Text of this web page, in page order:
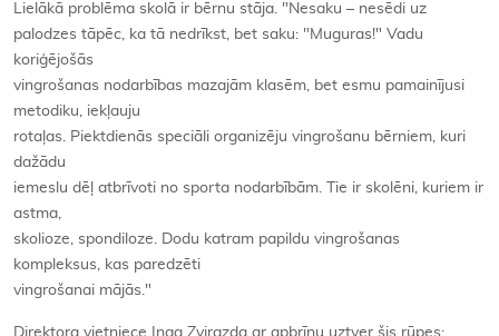
Lielākā problēma skolā ir bērnu stāja. "Nesaku – nesēdi uz
palodzes tāpēc, ka tā nedrīkst, bet saku: "Muguras!" Vadu
koriģējošās
vingrošanas nodarbības mazajām klasēm, bet esmu pamainījusi
metodiku, iekļauju
rotaļas. Piektdienās speciāli organizēju vingrošanu bērniem, kuri
dažādu
iemeslu dēļ atbrīvoti no sporta nodarbībām. Tie ir skolēni, kuriem ir
astma,
skolioze, spondiloze. Dodu katram papildu vingrošanas
kompleksus, kas paredzēti
vingrošanai mājās."
Direktora vietniece Inga Zvirgzda ar apbrīnu uztver šis rūpes: